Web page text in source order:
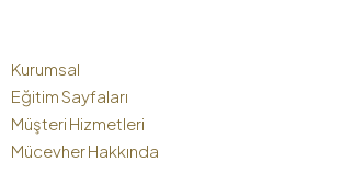
Kurumsal
Eğitim Sayfaları
Müşteri Hizmetleri
Mücevher Hakkında